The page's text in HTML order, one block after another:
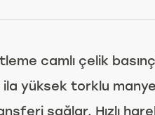
camlı çelik
yüksek torklu
sağlar. Hızlı